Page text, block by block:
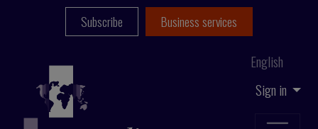
Sign in
English
Subscribe Business services